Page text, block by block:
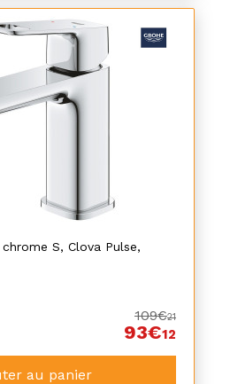
S, Clova Pulse,
109€21
93€12
au panier